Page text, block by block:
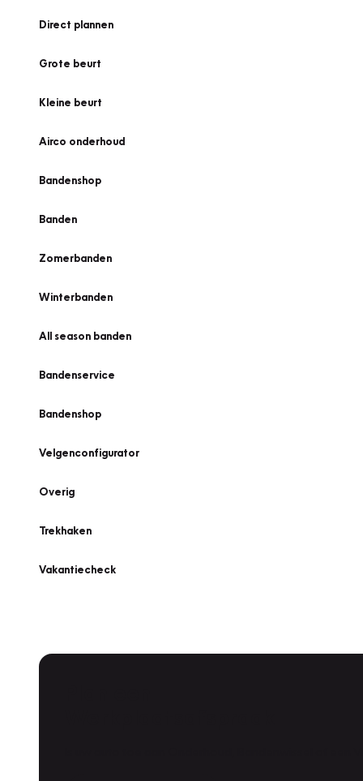
Direct plannen
Grote beurt
Kleine beurt
Airco onderhoud
Bandenshop
Banden
Zomerbanden
Winterbanden
All season banden
Bandenservice
Bandenshop
Velgenconfigurator
Overig
Trekhaken
Vakantiecheck